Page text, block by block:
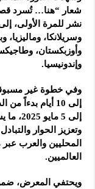
وسريلانكا،
وأوزبكستان،
وإندونيسيا.
وفي خطوة غير
إلى 5
وتعزيز الحوار
المحليين والعرب
العالميين.
ويحتفي المعرض، ضمن